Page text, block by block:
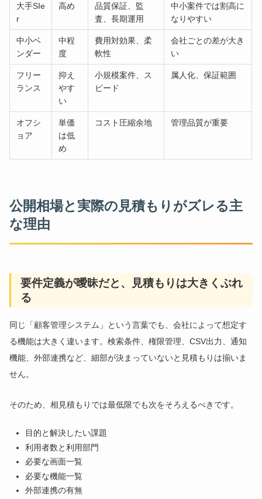
大手SIe
r
高め
品質保証、監
査、長期運用
中小案件では割高に
なりやすい
中小ベ
ンダー
中程
度
費用対効果、柔
軟性
会社ごとの差が大き
い
フリー
ランス
抑え
やす
い
小規模案件、ス
ピード
属人化、保証範囲
オフシ
ョア
単価
は低
め
コスト圧縮余地 管理品質が重要
公開相場と実際の見積もりがズレる主
な理由
要件定義が曖昧だと、見積もりは大きくぶれ
る
同じ「顧客管理システム」という言葉でも、会社によって想定す
る機能は大きく違います。検索条件、権限管理、CSV出力、通知
機能、外部連携など、細部が決まっていないと見積もりは揃いま
せん。
そのため、相見積もりでは最低限でも次をそろえるべきです。
目的と解決したい課題
利用者数と利用部門
必要な画面一覧
必要な機能一覧
外部連携の有無